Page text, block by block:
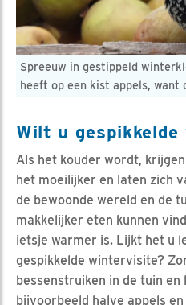
Spreeuw in gestippeld
heeft op een kist appels, want
Wilt u
Als het kouder wordt,
het moeilijker en laten zich
de bewoonde wereld en de
makkelijker eten kunnen
ietsje warmer is. Lijkt het u
gespikkelde wintervisite?
bessenstruiken in de tuin
bijvoorbeeld halve appels